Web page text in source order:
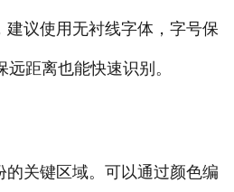
建议使用无衬线字体，字号保
距离也能快速识别。
的关键区域。可以通过颜色编